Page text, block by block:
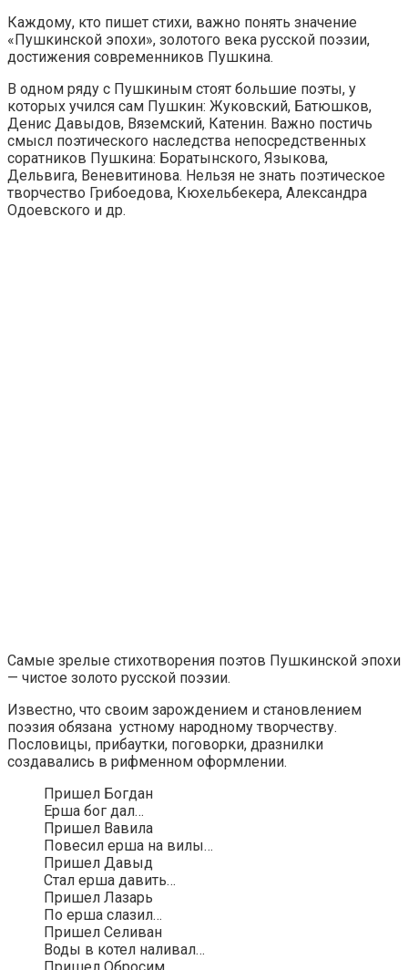
Каждому, кто пишет стихи, важно понять значение
«Пушкинской эпохи», золотого века русской поэзии,
достижения современников Пушкина.
В одном ряду с Пушкиным стоят большие поэты, у
которых учился сам Пушкин: Жуковский, Батюшков,
Денис Давыдов, Вяземский, Катенин. Важно постичь
смысл поэтического наследства непосредственных
соратников Пушкина: Боратынского, Языкова,
Дельвига, Веневитинова. Нельзя не знать поэтическое
творчество Грибоедова, Кюхельбекера, Александра
Одоевского и др.
Самые зрелые стихотворения поэтов Пушкинской эпохи
— чистое золото русской поэзии.
Известно, что своим зарождением и становлением
поэзия обязана устному народному творчеству.
Пословицы, прибаутки, поговорки, дразнилки
создавались в рифменном оформлении.
Пришел Богдан
Ерша бог дал…
Пришел Вавила
Повесил ерша на вилы…
Пришел Давыд
Стал ерша давить…
Пришел Лазарь
По ерша слазил…
Пришел Селиван
Воды в котел наливал…
Пришел Обросим